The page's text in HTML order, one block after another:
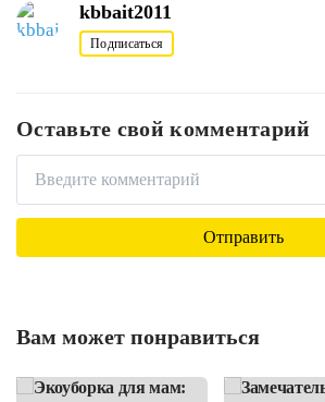
kbbait2011
Подписаться
Оставьте свой комментарий
Вам может понравиться